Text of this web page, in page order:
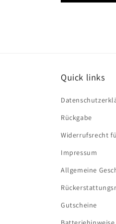
Quick links
Rückgabe
Widerrufsrecht
Impressum
Allgemeine
Gutscheine